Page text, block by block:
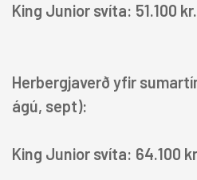
King Junior svíta: 51.100
Herbergjaverð yfir
ágú, sept):
King Junior svíta: 64.100